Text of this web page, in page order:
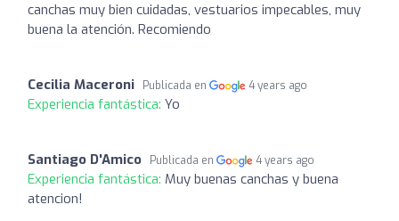
canchas muy bien cuidadas, vestuarios impecables, muy
buena la atención. Recomiendo
Cecilia Maceroni Publicada en 4 years ago
Experiencia fantástica: Yo
Santiago D'Amico Publicada en 4 years ago
Experiencia fantástica: Muy buenas canchas y buena
atencion!